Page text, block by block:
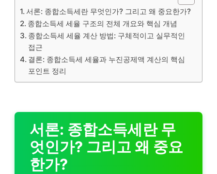
서론: 종합소득세란 무엇인가? 그리고 왜 중요한가?
종합소득세 세율 구조의 전체 개요와 핵심 개념
종합소득세 세율 계산 방법: 구체적이고 실무적인
접근
결론: 종합소득세 세율과 누진공제액 계산의 핵심
포인트 정리
서론: 종합소득세란 무
엇인가? 그리고 왜 중요
한가?